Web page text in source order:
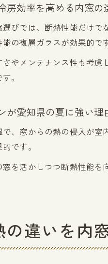
房効率を高める内窓の
びでは、断熱性能だけ
の複層ガラスが効果的で
やメンテナンス性も考
。
が愛知県の夏に強い理
、窓からの熱の侵入が
です。
を活かしつつ断熱性能
違いを内